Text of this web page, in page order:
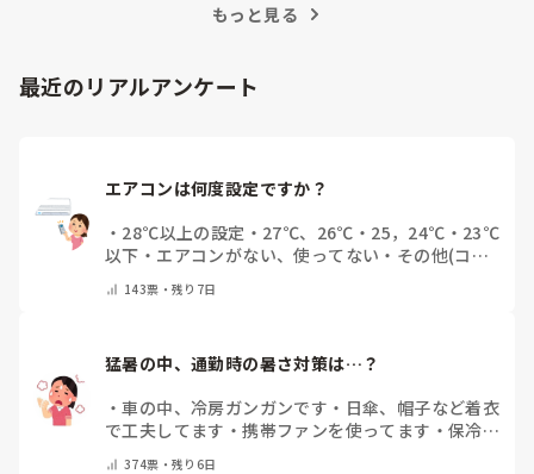
もっと見る
最近のリアルアンケート
エアコンは何度設定ですか？
・ 28℃以上の設定 ・ 27℃、26℃ ・ 25，24℃ ・ 23℃
以下 ・ エアコンがない、使ってない ・ その他(コメ
143票・残り7日
猛暑の中、通勤時の暑さ対策は…？
・車の中、冷房ガンガンです ・ 日傘、帽子など着衣
で工夫してます ・携帯ファンを使ってます ・ 保冷剤
374票・残り6日